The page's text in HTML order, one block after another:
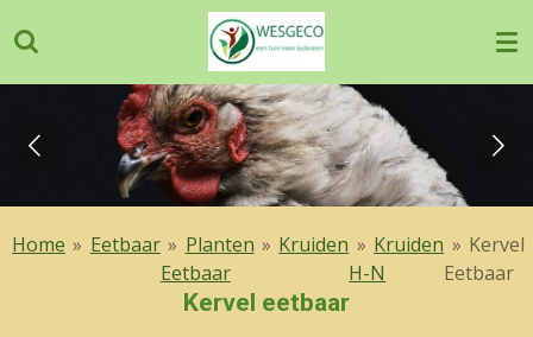
direct
naar
hoofdinhoud
Home » Eetbaar » Planten
Eetbaar
» Kruiden » Kruiden
H-N
» Kervel
Eetbaar
Kervel eetbaar